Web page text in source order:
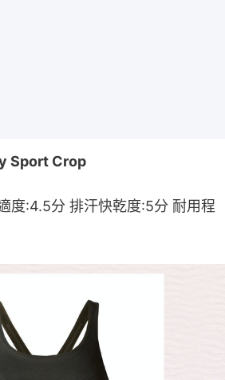
Sport Crop
度:4.5分 排汗快乾度:5分 耐用程